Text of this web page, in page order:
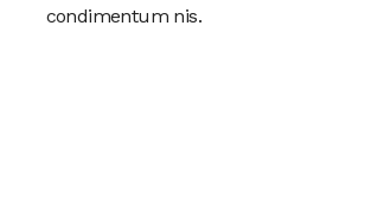
condimentum nis.